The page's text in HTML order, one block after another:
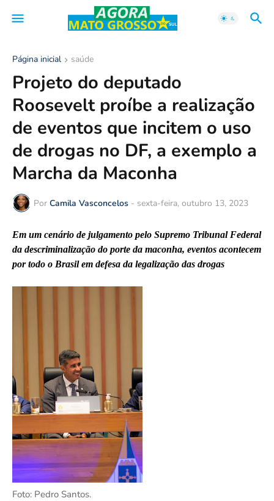
Página inicial saúde
Projeto do deputado
Roosevelt proíbe a realização
de eventos que incitem o uso
de drogas no DF, a exemplo a
Marcha da Maconha
Por Camila Vasconcelos - sexta-feira, outubro 13, 2023
Em um cenário de julgamento pelo Supremo Tribunal Federal
da descriminalização do porte da maconha, eventos acontecem
por todo o Brasil em defesa da legalização das drogas
Foto: Pedro Santos.